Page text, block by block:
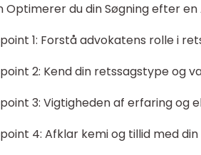
Optimerer du din Søgning efter
1: Forstå advokatens rolle i
2: Kend din retssagstype og
3: Vigtigheden af erfaring og
4: Afklar kemi og tillid med